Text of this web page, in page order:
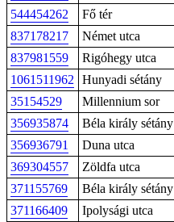
544454262
Fő tér
837178217
Német utca
837981559
Rigóhegy utca
1061511962
Hunyadi sétány
35154529
Millennium sor
356935874
Béla király sétány
356936791
Duna utca
369304557
Zöldfa utca
371155769
Béla király sétány
371166409
Ipolysági utca